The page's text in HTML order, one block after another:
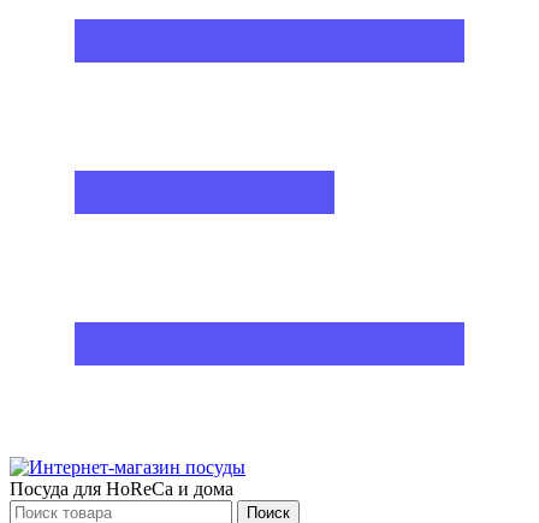
Посуда для HoReCa и дома
Поиск